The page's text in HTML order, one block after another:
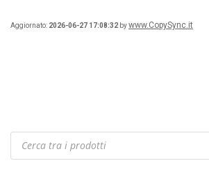
Aggiornato: 2026-06-27 17:08:32 bywww.CopySync.it
Products
search